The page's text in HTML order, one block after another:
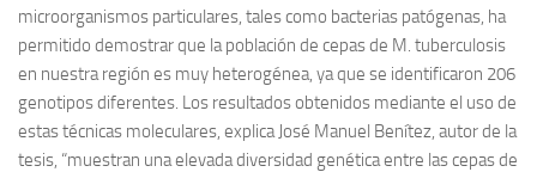
microorganismos particulares, tales como bacterias patógenas, ha
permitido demostrar que la población de cepas de M. tuberculosis
en nuestra región es muy heterogénea, ya que se identificaron 206
genotipos diferentes. Los resultados obtenidos mediante el uso de
estas técnicas moleculares, explica José Manuel Benítez , autor de la
tesis, “muestran una elevada diversidad genética entre las cepas de